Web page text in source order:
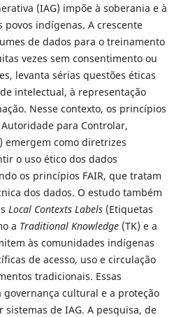
(IAG) impõe à soberania e à
povos indígenas. A crescente
de dados para o treinamento
vezes sem consentimento ou
levanta sérias questões éticas
intelectual, à representação
Nesse contexto, os princípios
Autoridade para Controlar,
emergem como diretrizes
o uso ético dos dados
os princípios FAIR, que tratam
dos dados. O estudo também
Local Contexts Labels(Etiquetas
a Traditional Knowledge(TK) e a
às comunidades indígenas
de acesso, uso e circulação
tradicionais. Essas
cultural e a proteção
de IAG. A pesquisa, de